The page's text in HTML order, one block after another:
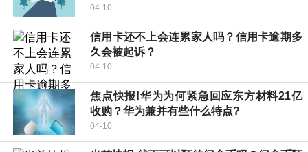
04-10
信用卡还不上会连累家人吗？信用卡逾期多
久会被起诉？
04-10
焦点快报!华为为何紧急回应东方材料21亿
收购？华为兼并有些什么特点?
04-10